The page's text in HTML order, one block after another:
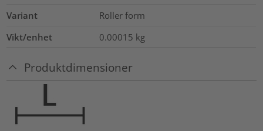
Variant
Roller form
Vikt/enhet
0.00015 kg
Produktdimensioner